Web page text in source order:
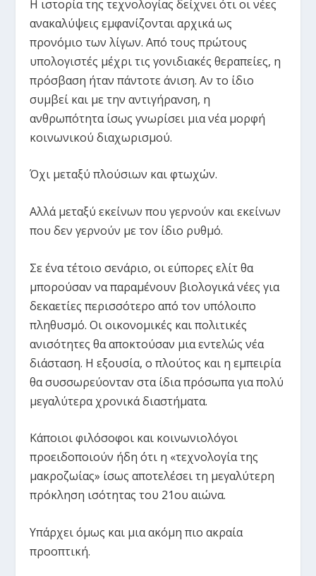
Η ιστορία της τεχνολογίας δείχνει ότι οι νέες
ανακαλύψεις εμφανίζονται αρχικά ως
προνόμιο των λίγων. Από τους πρώτους
υπολογιστές μέχρι τις γονιδιακές θεραπείες, η
πρόσβαση ήταν πάντοτε άνιση. Αν το ίδιο
συμβεί και με την αντιγήρανση, η
ανθρωπότητα ίσως γνωρίσει μια νέα μορφή
κοινωνικού διαχωρισμού.
Όχι μεταξύ πλούσιων και φτωχών.
Αλλά μεταξύ εκείνων που γερνούν και εκείνων
που δεν γερνούν με τον ίδιο ρυθμό.
Σε ένα τέτοιο σενάριο, οι εύπορες ελίτ θα
μπορούσαν να παραμένουν βιολογικά νέες για
δεκαετίες περισσότερο από τον υπόλοιπο
πληθυσμό. Οι οικονομικές και πολιτικές
ανισότητες θα αποκτούσαν μια εντελώς νέα
διάσταση. Η εξουσία, ο πλούτος και η εμπειρία
θα συσσωρεύονταν στα ίδια πρόσωπα για πολύ
μεγαλύτερα χρονικά διαστήματα.
Κάποιοι φιλόσοφοι και κοινωνιολόγοι
προειδοποιούν ήδη ότι η «τεχνολογία της
μακροζωίας» ίσως αποτελέσει τη μεγαλύτερη
πρόκληση ισότητας του 21ου αιώνα.
Υπάρχει όμως και μια ακόμη πιο ακραία
προοπτική.